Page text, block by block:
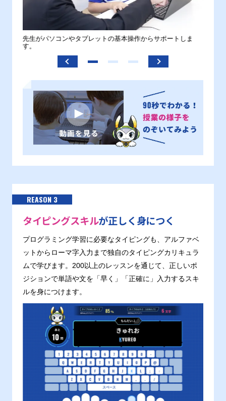
先生がパソコンやタブレットの基本操作からサポートしま
す。
REASON 3
タイピングスキルが正しく身につく
プログラミング学習に必要なタイピングも、アルファベ
ットからローマ字入力まで独自のタイピングカリキュラ
ムで学びます。200以上のレッスンを通じて、正しいポ
ジションで単語や文を「早く」「正確に」入力するスキ
ルを身につけます。